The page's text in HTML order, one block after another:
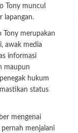
Tony muncul
lapangan.
Tony merupakan
awak media
informasi
maupun
hukum
status
mengenai
menjalani